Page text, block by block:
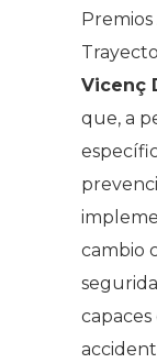
Vicenç
que, a
cambio